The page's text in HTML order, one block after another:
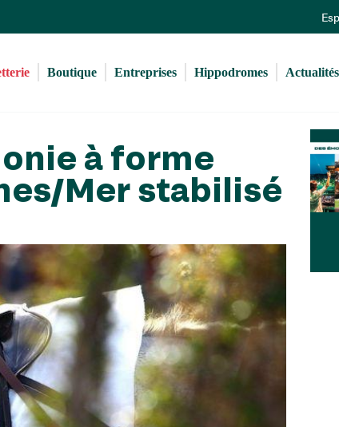
au
principal
Boutique Entreprises Hippodromes Actualités
à forme
Mer stabilisé